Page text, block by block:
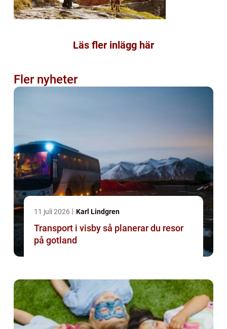
Läs fler inlägg här
Fler nyheter
11 juli 2026 Karl Lindgren
Transport i visby så planerar du resor
på gotland